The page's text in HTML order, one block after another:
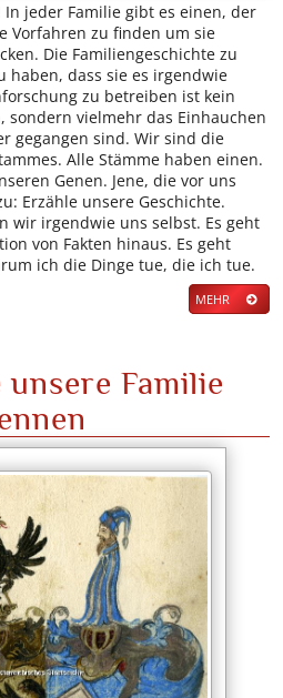
jeder Familie gibt es einen, der
Vorfahren zu finden um sie
Die Familiengeschichte zu
haben, dass sie es irgendwie
zu betreiben ist kein
sondern vielmehr das Einhauchen
gegangen sind. Wir sind die
Alle Stämme haben einen.
Genen. Jene, die vor uns
Erzähle unsere Geschichte.
wir irgendwie uns selbst. Es geht
von Fakten hinaus. Es geht
ich die Dinge tue, die ich tue.
MEHR
Familie